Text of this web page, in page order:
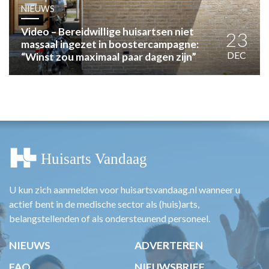
PRAKTIJKZAKEN
TARIEVEN
VPHUISARTSEN
MEDISCHE VAKHANDEL
NIEUWS
Video – Bereidwillige huisartsen niet
massaal ingezet in boostercampagne:
“Winst zou maximaal paar dagen zijn”
23
DEC
U kun zich aanmelden voor huisartsvandaag.nl wanneer u
actief bent in de medische sector als (huis)arts,
belangstellenden of als ondersteunend personeel.
NIEUWS
ADVERTEREN